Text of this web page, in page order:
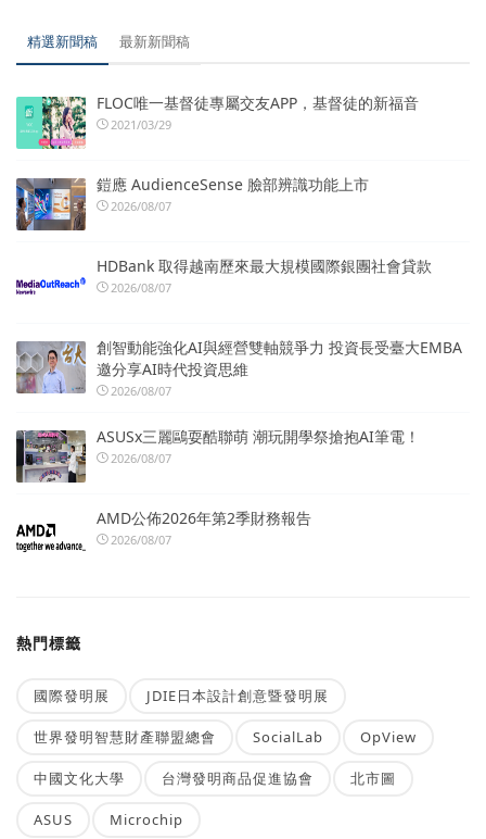
精選新聞稿 最新新聞稿
FLOC唯一基督徒專屬交友APP，基督徒的新福音
2021/03/29
鎧應 AudienceSense 臉部辨識功能上市
2026/08/07
HDBank 取得越南歷來最大規模國際銀團社會貸款
2026/08/07
創智動能強化AI與經營雙軸競爭力 投資長受臺大EMBA
邀分享AI時代投資思維
2026/08/07
ASUSx三麗鷗耍酷聯萌 潮玩開學祭搶抱AI筆電！
2026/08/07
AMD公佈2026年第2季財務報告
2026/08/07
熱門標籤
國際發明展 JDIE日本設計創意暨發明展
世界發明智慧財產聯盟總會 SocialLab OpView
中國文化大學 台灣發明商品促進協會 北市圖
ASUS Microchip